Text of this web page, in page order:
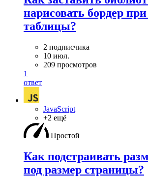
нарисовать бордер
таблицы?
2 подписчика
10 июл.
209 просмотров
1
ответ
JavaScript
+2 ещё
Простой
Как подстраивать
под размер страницы?